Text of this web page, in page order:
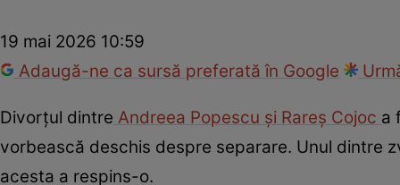
19 mai 2026 10:59
Adaugă-ne ca sursă preferată în Google
Divorțul dintre Andreea Popescu și Rareș Cojoc a
vorbească deschis despre separare. Unul dintre
acesta a respins-o.